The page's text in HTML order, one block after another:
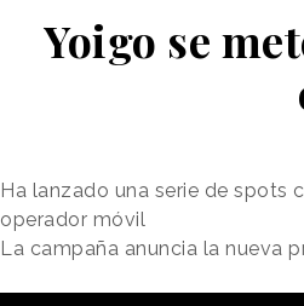
Yoigo se
Ha lanzado una serie de spots
operador móvil
La campaña anuncia la nueva